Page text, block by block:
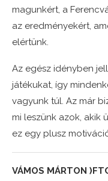
magunkért, a
az eredményekért,
elértünk.
Az egész idényben
játékukat, így
vagyunk túl. Az már
mi leszünk azok, akik
ez egy plusz
VÁMOS MÁRTON